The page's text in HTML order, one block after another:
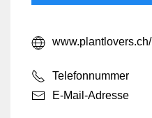
www.plantlovers.ch/
Telefonnummer
E-Mail-Adresse